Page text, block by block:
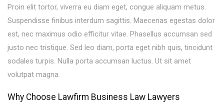
Proin elit tortor, viverra eu diam eget, congue aliquam metus.
Suspendisse finibus interdum sagittis. Maecenas egestas dolor
est, nec maximus odio efficitur vitae. Phasellus accumsan sed
justo nec tristique. Sed leo diam, porta eget nibh quis, tincidunt
sodales turpis. Nulla porta accumsan luctus. Ut sit amet
volutpat magna.
Why Choose Lawfirm Business Law Lawyers